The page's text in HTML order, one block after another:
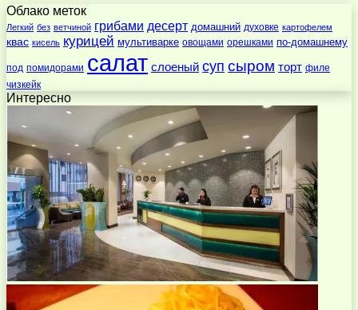
Облако меток
Легкий без ветчиной грибами десерт домашний духовке картофелем
квас кисель курицей мультиварке овощами орешками по-домашнему
под помидорами салат слоеный суп сыром торт филе
чизкейк
Интересно